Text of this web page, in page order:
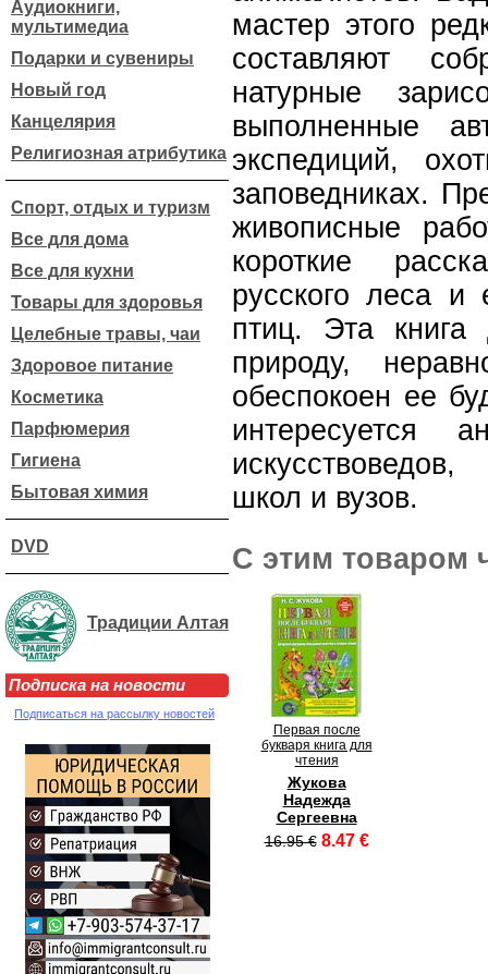
Аудиокниги,
мультимедиа
Подарки и сувениры
Новый год
Канцелярия
Религиозная атрибутика
Спорт, отдых и туризм
Все для дома
Все для кухни
Товары для здоровья
Целебные травы, чаи
Здоровое питание
Косметика
Парфюмерия
Гигиена
Бытовая химия
DVD
Традиции Алтая
Подписка на новости
Подписаться на рассылку новостей
мастер этого
составляют
натурные
выполненные
экспедиций,
заповедниках.
живописные
короткие
русского леса
птиц. Эта
природу,
обеспокоен ее
интересуется
школ и вузов.
С этим товаром
Первая после
букваря книга для
чтения
Жукова
Надежда
Сергеевна
16.95 € 8.47 €